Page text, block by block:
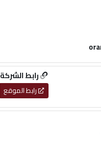
رابط الشركة
رابط الموقع